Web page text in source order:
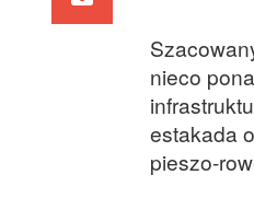
nieco
estakada
pieszo-